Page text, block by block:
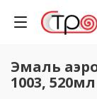
Эмаль
1003,